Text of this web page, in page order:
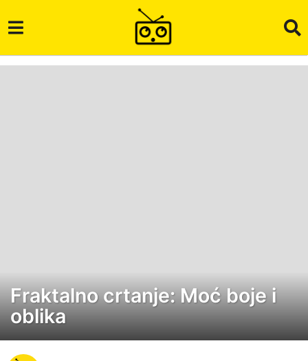
7
g
Fraktalno crtanje: Moć boje i
oblika